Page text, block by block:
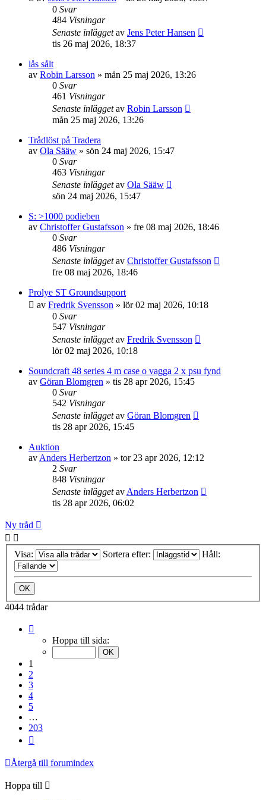
0 Svar
484 Visningar
Senaste inläggetav Jens Peter Hansen
tis 26 maj 2026, 18:37
lås sålt
av Robin Larsson » mån 25 maj 2026, 13:26
0 Svar
461 Visningar
Senaste inläggetav Robin Larsson
mån 25 maj 2026, 13:26
Trådlöst på Tradera
av Ola Sääw » sön 24 maj 2026, 15:47
0 Svar
463 Visningar
Senaste inläggetav Ola Sääw
sön 24 maj 2026, 15:47
S: >1000 podieben
av Christoffer Gustafsson » fre 08 maj 2026, 18:46
0 Svar
486 Visningar
Senaste inläggetav Christoffer Gustafsson
fre 08 maj 2026, 18:46
Prolye ST Groundsupport
av Fredrik Svensson » lör 02 maj 2026, 10:18
0 Svar
547 Visningar
Senaste inläggetav Fredrik Svensson
lör 02 maj 2026, 10:18
Soundcraft 48 series 4 m case o vagga 2 x psu fynd
av Göran Blomgren » tis 28 apr 2026, 15:45
0 Svar
542 Visningar
Senaste inläggetav Göran Blomgren
tis 28 apr 2026, 15:45
Auktion
av Anders Herbertzon » tor 23 apr 2026, 12:12
2 Svar
848 Visningar
Senaste inläggetav Anders Herbertzon
tis 28 apr 2026, 06:02
Ny tråd
Visa: Sortera efter: Håll:
4044 trådar
Hoppa till sida:
1
2
3
4
5
…
203
Återgå till forumindex
Hoppa till